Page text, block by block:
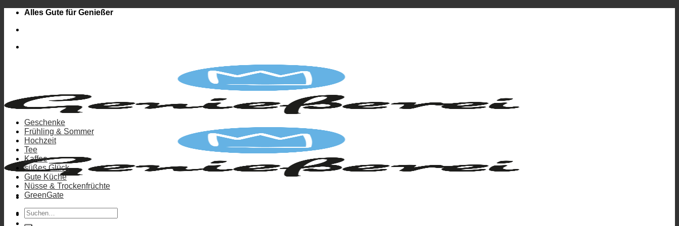
Zum
springen
Alles Gute für Genießer
Anmelden
Geschenke
Frühling & Sommer
Hochzeit
Tee
Kaffee
süßes Glück
Gute Küche
Nüsse & Trockenfrüchte
GreenGate
Suchen
nach: